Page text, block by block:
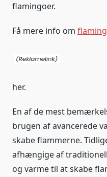
flamingoer.
Få mere info om
her.
En af de mest
brugen af avancerede
skabe flammerne.
afhængige af
og varme til at skabe